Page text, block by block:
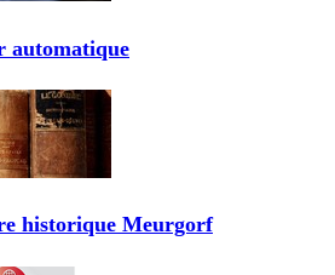
automatique
historique Meurgorf